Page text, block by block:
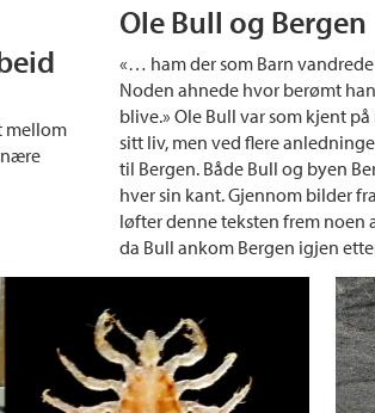
mellom
Ole Bull og Bergen
«… ham der som Barn
Noden ahnede hvor berømt
blive.» Ole Bull var som kjent
sitt liv, men ved flere
til Bergen. Både Bull og byen
hver sin kant. Gjennom bilder
løfter denne teksten frem noen
da Bull ankom Bergen igjen